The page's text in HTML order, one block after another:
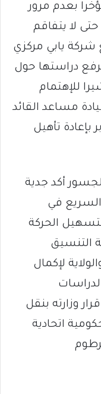
بعدم مرور
لا يتفاقم
شركة يابي مركزي
دراستها حول
للإهتمام
مساعد القائد
بإعادة تأهيل
أكد جدية
السريع في
الحركة
التنسيق
لإكمال
وزارته بنقل
اتحادية